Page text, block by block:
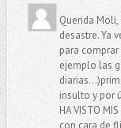
Querida
desastre. Ya
para
ejemplo las
insulto y por
HA VISTO